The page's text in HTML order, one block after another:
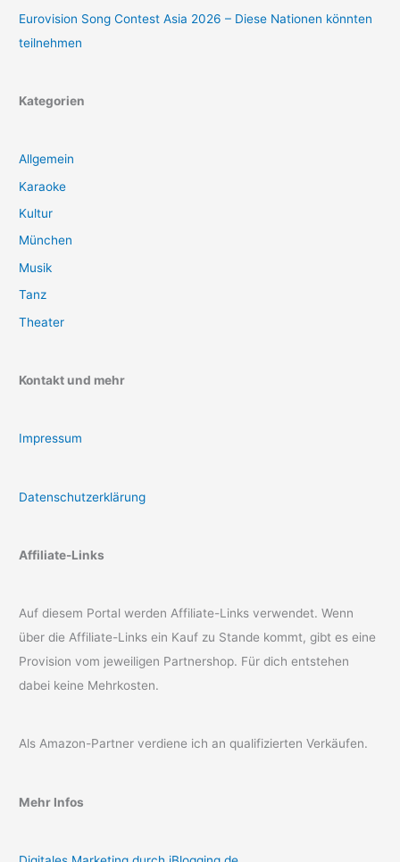
Eurovision Song Contest Asia 2026 – Diese Nationen könnten
teilnehmen
Kategorien
Allgemein
Karaoke
Kultur
München
Musik
Tanz
Theater
Kontakt und mehr
Impressum
Datenschutzerklärung
Affiliate-Links
Auf diesem Portal werden Affiliate-Links verwendet. Wenn
über die Affiliate-Links ein Kauf zu Stande kommt, gibt es eine
Provision vom jeweiligen Partnershop. Für dich entstehen
dabei keine Mehrkosten.
Als Amazon-Partner verdiene ich an qualifizierten Verkäufen.
Mehr Infos